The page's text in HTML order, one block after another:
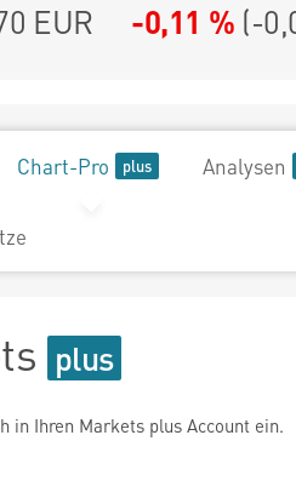
EUR -0,11 % (-
Chart-Pro Analysen
in Ihren Markets plus Account ein.